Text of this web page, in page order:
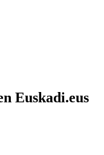
Euskadi.eus